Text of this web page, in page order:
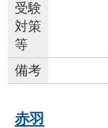
受験
対策
等
備考
赤羽